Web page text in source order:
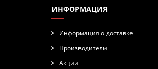
ИНФОРМАЦИЯ
Информация о доставке
Производители
Акции